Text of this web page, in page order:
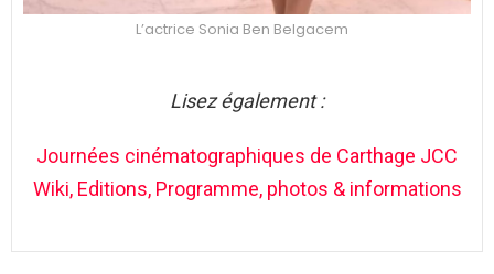
L’actrice Sonia Ben Belgacem
Lisez également :
Journées cinématographiques de Carthage JCC
Wiki, Editions, Programme, photos & informations